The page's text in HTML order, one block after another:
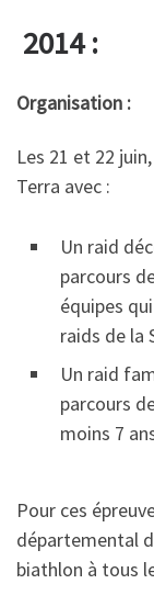
2014 :
Organisation :
Les 21 et 22
Terra avec :
Un raid
parcours
équipes
raids de la
Un raid
parcours
moins 7
Pour ces
départemental
biathlon à tous